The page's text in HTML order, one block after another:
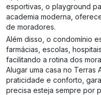
esportivas, o playground
academia moderna,
de moradores.
Além disso, o condomínio
farmácias, escolas,
facilitando a rotina dos
Alugar uma casa no Terras
praticidade e conforto,
precisa esteja sempre por